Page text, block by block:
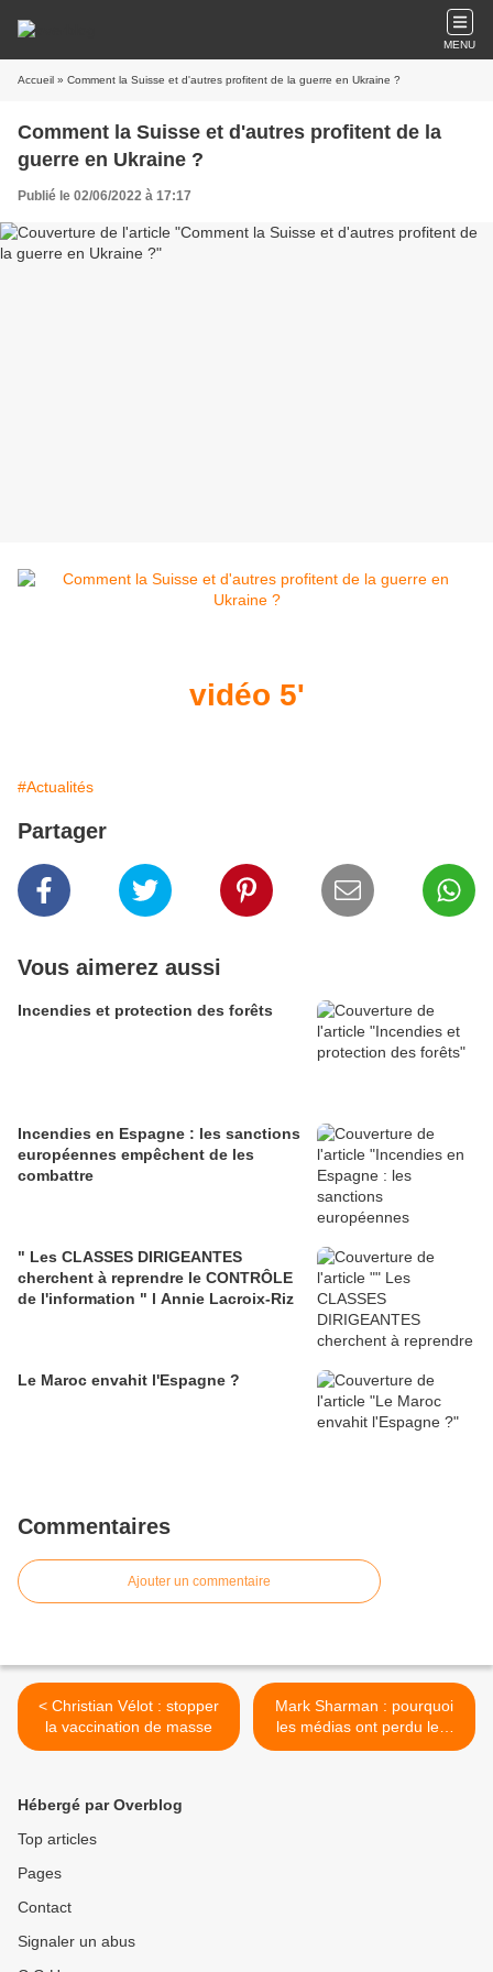
MENU
Accueil » Comment la Suisse et d'autres profitent de la guerre en Ukraine ?
Comment la Suisse et d'autres profitent de la
guerre en Ukraine ?
Publié le 02/06/2022 à 17:17
vidéo 5'
#Actualités
Partager
Vous aimerez aussi
Incendies et protection des forêts
Incendies en Espagne : les sanctions
européennes empêchent de les
combattre
" Les CLASSES DIRIGEANTES
cherchent à reprendre le CONTRÔLE
de l'information " l Annie Lacroix-Riz
Le Maroc envahit l'Espagne ?
Commentaires
Ajouter un commentaire
< Christian Vélot : stopper
la vaccination de masse
Mark Sharman : pourquoi
les médias ont perdu leur
intégrité durant la crise
Hébergé par Overblog
Top articles
Pages
Contact
Signaler un abus